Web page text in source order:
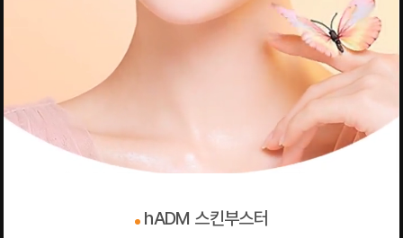
hADM 스킨부스터